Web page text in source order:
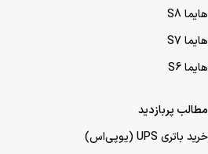
هایما S8
هایما S7
هایما S6
مطالب پربازدید
خرید باتری UPS (یو‌پی‌اس)